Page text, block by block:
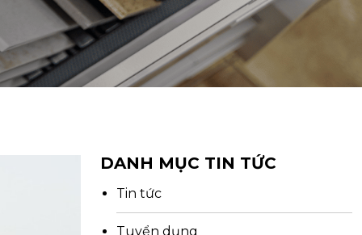
DANH MỤC TIN TỨC
Tin tức
Tuyển dụng